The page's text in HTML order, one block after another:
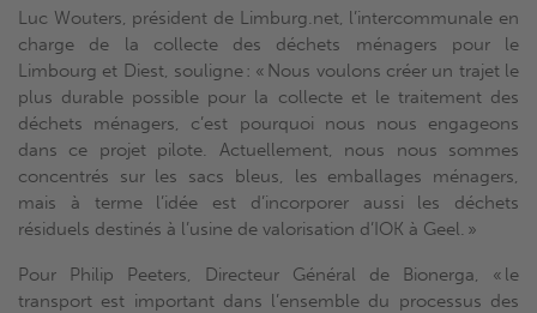
Luc Wouters, président de Limburg.net, l’intercommunale en
charge de la collecte des déchets ménagers pour le
Limbourg et Diest, souligne : « Nous voulons créer un trajet le
plus durable possible pour la collecte et le traitement des
déchets ménagers, c’est pourquoi nous nous engageons
dans ce projet pilote. Actuellement, nous nous sommes
concentrés sur les sacs bleus, les emballages ménagers,
mais à terme l’idée est d’incorporer aussi les déchets
résiduels destinés à l’usine de valorisation d’IOK à Geel. »
Pour Philip Peeters, Directeur Général de Bionerga, « le
transport est important dans l’ensemble du processus des